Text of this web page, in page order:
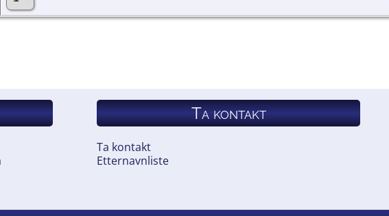
Ta kontakt
Ta kontakt
Etternavnliste